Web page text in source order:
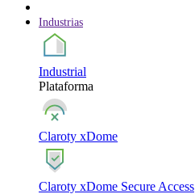
Industrias
Industrial
Plataforma
Claroty xDome
Claroty xDome Secure Access